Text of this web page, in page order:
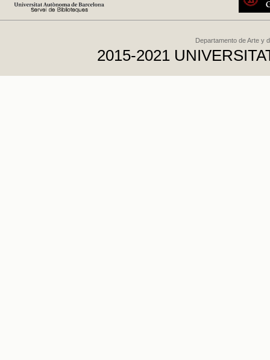
Departamento de Arte y
2015-2021